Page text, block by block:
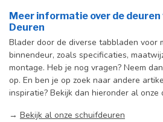
Meer informatie over de deuren
Deuren
Blader door de diverse tabbladen voor
binnendeur, zoals specificaties,
montage. Heb je nog vragen? Neem
op. En ben je op zoek naar andere
inspiratie? Bekijk dan hieronder al onze
→ Bekijk al onze schuifdeuren